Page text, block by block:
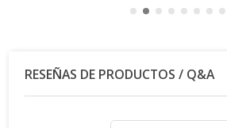
RESEÑAS DE PRODUCTOS / Q&A